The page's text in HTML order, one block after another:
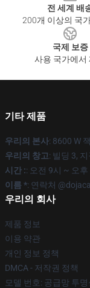
전 세계 배
200개 이상의 국
국제 보증
사용 국가에서
기타 제품
우리의 본사: 8600 W
우리의 창고: 빌딩 3,
시간 :: 오전 9시 ~ 오
이름 *: 연락처
우리의 회사
제품 정보
이용 약관
개인 정보 정책
DMCA - 저작권 정책
모델 번호: 공급망 투명